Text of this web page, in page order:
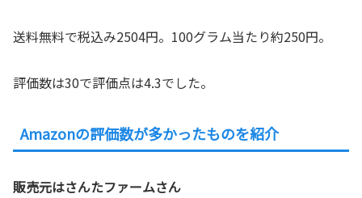
送料無料で税込み2504円。100グラム当たり約250円。
評価数は30で評価点は4.3でした。
Amazonの評価数が多かったものを紹介
販売元はさんたファームさん